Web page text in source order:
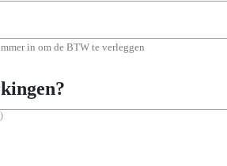
in om de BTW te verleggen